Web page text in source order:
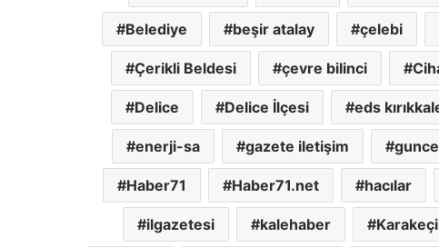
Belediye beşir atalay çelebi
Çerikli Beldesi çevre bilinci
Delice Delice İlçesi eds
enerji-sa gazete iletişim
Haber71 Haber71.net hacılar
ilgazetesi kalehaber